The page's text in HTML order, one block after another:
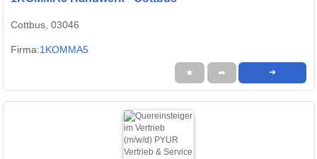
Cottbus, 03046
Firma:1KOMMA5
★ ➦ ➜